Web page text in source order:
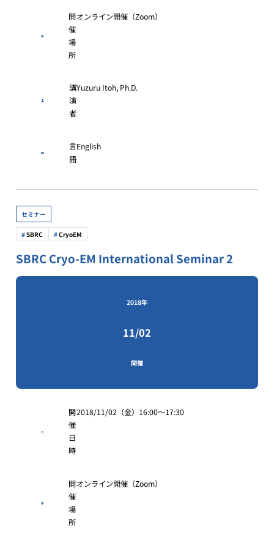
開
催
場
所
オンライン開催（Zoom）
講
演
者
Yuzuru Itoh, Ph.D.
言
語
English
セミナー
SBRC CryoEM
SBRC Cryo-EM International Seminar 2
2018年
11/02
開催
開
催
日
時
2018/11/02（金）16:00～17:30
開
催
場
所
オンライン開催（Zoom）